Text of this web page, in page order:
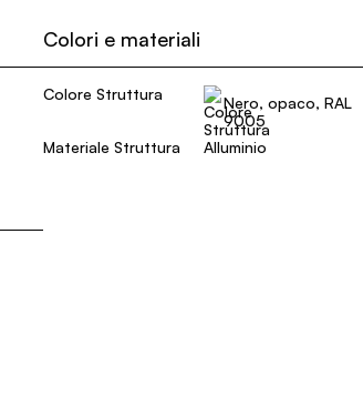
Colori e materiali
Colore Struttura
Nero, opaco, RAL
9005
Materiale Struttura
Alluminio